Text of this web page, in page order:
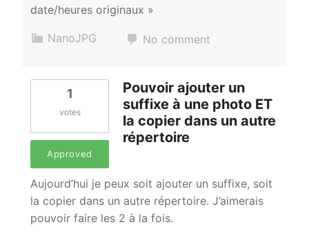
date/heures originaux »
NanoJPG No comment
1
votes
Approved
Pouvoir ajouter un
suffixe à une photo ET
la copier dans un autre
répertoire
Aujourd’hui je peux soit ajouter un suffixe, soit
la copier dans un autre répertoire. J’aimerais
pouvoir faire les 2 à la fois.